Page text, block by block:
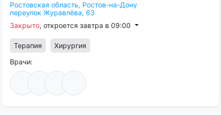
Ростовская область, Ростов-на-Дону
переулок Журавлёва, 63
Закрыто, откроется завтра в 09:00
Терапия
Хирургия
Врачи: